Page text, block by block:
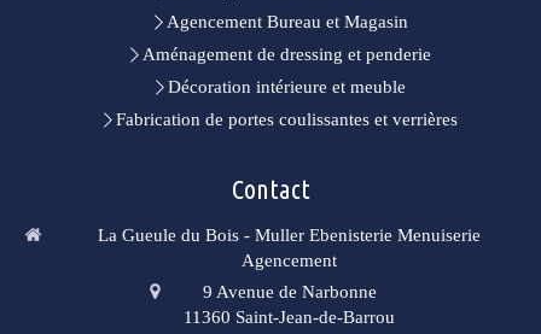
Agencement Bureau et Magasin
Aménagement de dressing et penderie
Décoration intérieure et meuble
Fabrication de portes coulissantes et verrières
Contact
La Gueule du Bois - Muller Ebenisterie Menuiserie
Agencement
9 Avenue de Narbonne
11360 Saint-Jean-de-Barrou